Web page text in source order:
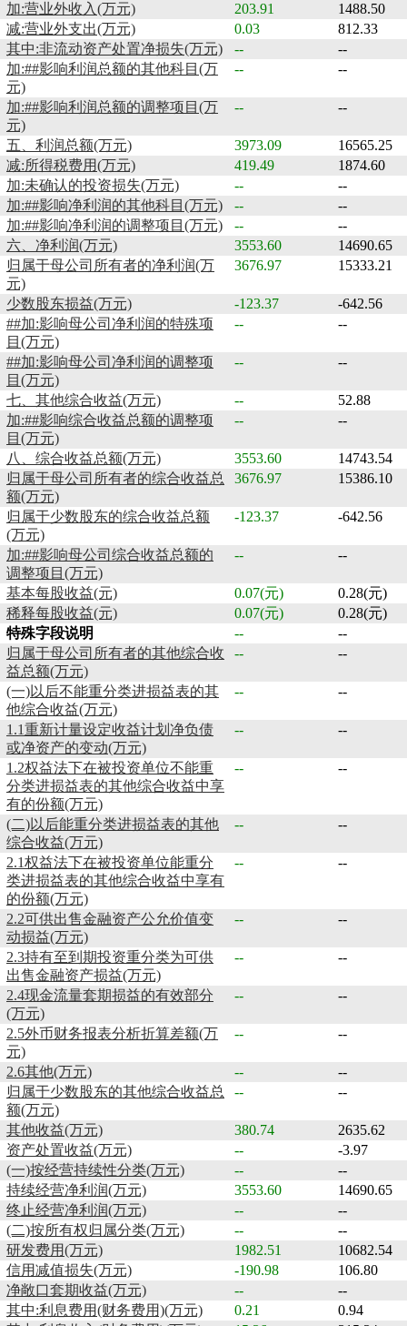
加:营业外收入(万元)
203.91
1488.50
减:营业外支出(万元)
0.03
812.33
其中:非流动资产处置净损失(万元)
--
--
加:##影响利润总额的其他科目(万
元)
-- --
加:##影响利润总额的调整项目(万
元)
-- --
五、利润总额(万元) 3973.09
16565.25
减:所得税费用(万元)
419.49
1874.60
加:未确认的投资损失(万元)
--
--
加:##影响净利润的其他科目(万元)
--
--
加:##影响净利润的调整项目(万元)
--
--
六、净利润(万元)
3553.60
14690.65
归属于母公司所有者的净利润(万
元)
3676.97 15333.21
少数股东损益(万元) -123.37
-642.56
##加:影响母公司净利润的特殊项
目(万元)
-- --
##加:影响母公司净利润的调整项
目(万元)
-- --
七、其他综合收益(万元) --
52.88
加:##影响综合收益总额的调整项
目(万元)
-- --
八、综合收益总额(万元) 3553.60
14743.54
归属于母公司所有者的综合收益总
额(万元)
3676.97 15386.10
归属于少数股东的综合收益总额
(万元)
-123.37 -642.56
加:##影响母公司综合收益总额的
调整项目(万元)
-- --
基本每股收益(元) 0.07(元)
0.28(元)
稀释每股收益(元)
0.07(元)
0.28(元)
特殊字段说明
--
--
归属于母公司所有者的其他综合收
益总额(万元)
-- --
(一)以后不能重分类进损益表的其
他综合收益(万元)
-- --
1.1重新计量设定收益计划净负债
或净资产的变动(万元)
-- --
1.2权益法下在被投资单位不能重
分类进损益表的其他综合收益中享
有的份额(万元)
-- --
(二)以后能重分类进损益表的其他
综合收益(万元)
-- --
2.1权益法下在被投资单位能重分
类进损益表的其他综合收益中享有
的份额(万元)
-- --
2.2可供出售金融资产公允价值变
动损益(万元)
-- --
2.3持有至到期投资重分类为可供
出售金融资产损益(万元)
-- --
2.4现金流量套期损益的有效部分
(万元)
-- --
2.5外币财务报表分析折算差额(万
元)
-- --
2.6其他(万元) --
--
归属于少数股东的其他综合收益总
额(万元)
-- --
其他收益(万元) 380.74
2635.62
资产处置收益(万元)
--
-3.97
(一)按经营持续性分类(万元)
--
--
持续经营净利润(万元)
3553.60
14690.65
终止经营净利润(万元)
--
--
(二)按所有权归属分类(万元)
--
--
研发费用(万元)
1982.51
10682.54
信用减值损失(万元)
-190.98
106.80
净敞口套期收益(万元)
--
--
其中:利息费用(财务费用)(万元)
0.21
0.94